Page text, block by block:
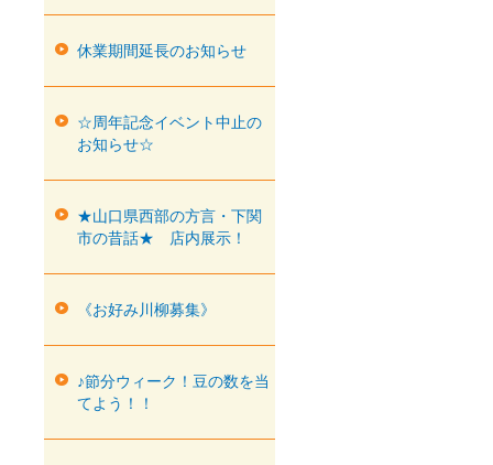
休業期間延長のお知らせ
☆周年記念イベント中止の
お知らせ☆
★山口県西部の方言・下関
市の昔話★ 店内展示！
《お好み川柳募集》
♪節分ウィーク！豆の数を当
てよう！！